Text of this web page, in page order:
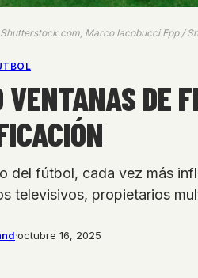
Marco Iacobucci Epp /
VENTANAS DE
del fútbol, cada vez más
televisivos, propietarios
·octubre 16, 2025